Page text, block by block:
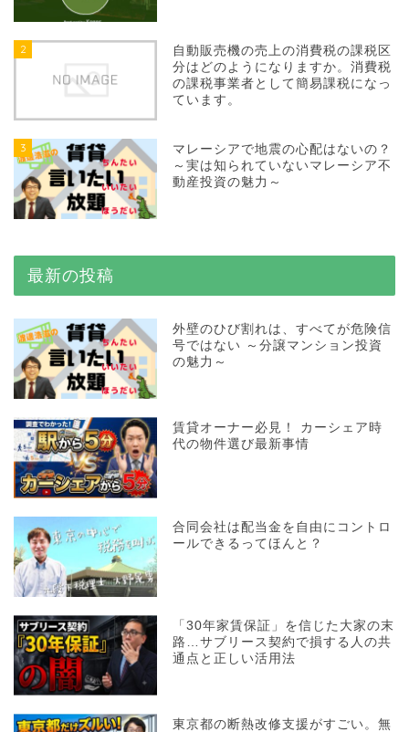
2
自動販売機の売上の消費税の課税区
分はどのようになりますか。消費税
の課税事業者として簡易課税になっ
ています。
3
マレーシアで地震の心配はないの？
～実は知られていないマレーシア不
動産投資の魅力～
最新の投稿
外壁のひび割れは、すべてが危険信
号ではない ～分譲マンション投資
の魅力～
賃貸オーナー必見！ カーシェア時
代の物件選び最新事情
合同会社は配当金を自由にコントロ
ールできるってほんと？
「30年家賃保証」を信じた大家の末
路…サブリース契約で損する人の共
通点と正しい活用法
東京都の断熱改修支援がすごい。無